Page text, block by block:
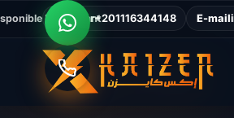
Appeler+201116344148 E-mail
Maintenant